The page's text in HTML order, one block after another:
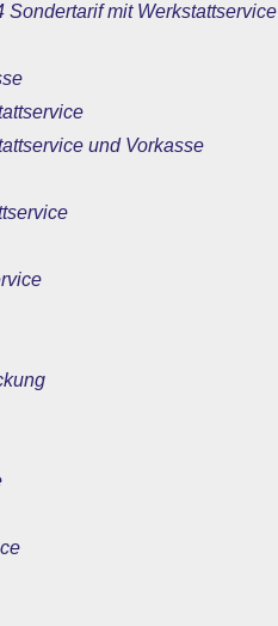
mit Werkstattservice
und Vorkasse